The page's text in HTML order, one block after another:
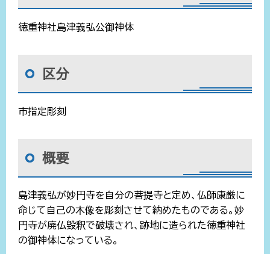
徳重神社島津義弘公御神体
区分
市指定彫刻
概要
島津義弘が妙円寺を自分の菩提寺と定め、仏師康厳に
命じて自己の木像を彫刻させて納めたものである。妙
円寺が廃仏毀釈で破壊され、跡地に造られた徳重神社
の御神体になっている。